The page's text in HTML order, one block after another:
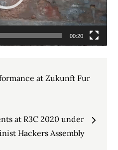
00:20
at Zukunft Fur
at R3C 2020 under
Hackers Assembly